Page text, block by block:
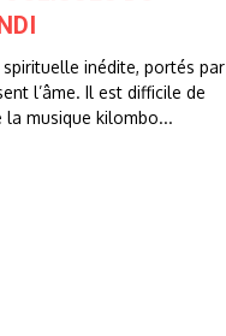
inédite, portés par
l’âme. Il est difficile de
musique kilombo...